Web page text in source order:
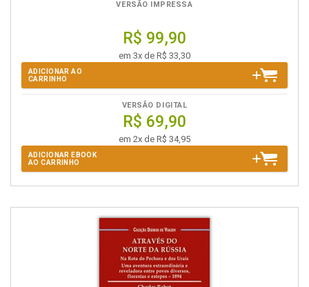
VERSÃO IMPRESSA
R$ 99,90
em 3x de R$ 33,30
ADICIONAR AO
CARRINHO
VERSÃO DIGITAL
R$ 69,90
em 2x de R$ 34,95
ADICIONAR EBOOK
AO CARRINHO